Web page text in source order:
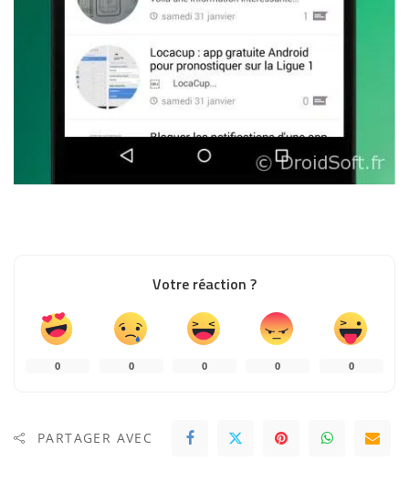
Votre réaction ?
0 0 0 0 0
PARTAGER AVEC